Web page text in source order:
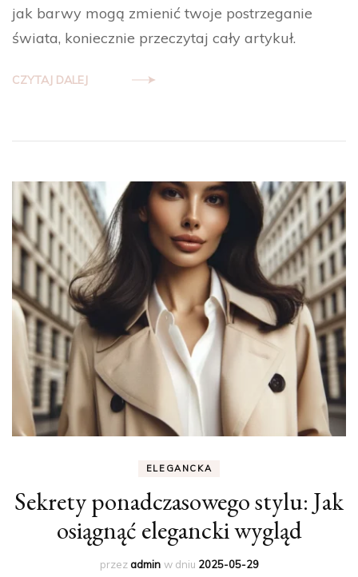
jak barwy mogą zmienić twoje postrzeganie
świata, koniecznie przeczytaj cały artykuł.
CZYTAJ DALEJ
ELEGANCKA
Sekrety ponadczasowego stylu: Jak
osiągnąć elegancki wygląd
przezadmin w dniu 2025-05-29